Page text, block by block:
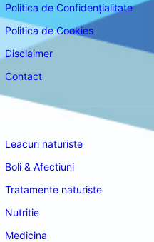
Politica de Confidențialitate
Politica de Cookies
Disclaimer
Contact
Leacuri naturiste
Boli & Afectiuni
Tratamente naturiste
Nutritie
Medicina